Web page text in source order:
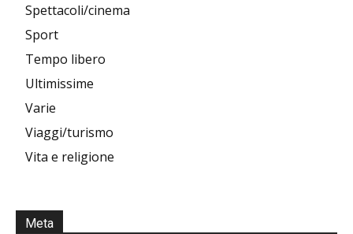
Spettacoli/cinema
Sport
Tempo libero
Ultimissime
Varie
Viaggi/turismo
Vita e religione
Meta